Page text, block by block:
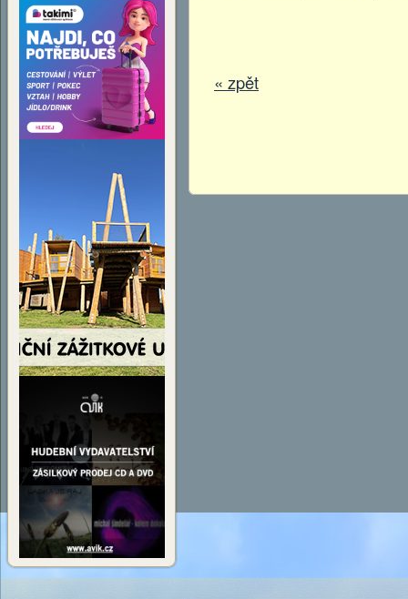
« zpět